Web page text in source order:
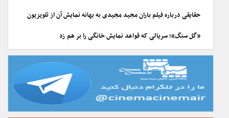
حقایقی درباره فیلم باران مجید مجیدی به بهانه نمایش آن از تلویزیون
«گل سنگ»؛ سریالی که قواعد نمایش خانگی را بر هم زد